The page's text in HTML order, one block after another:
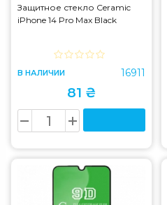
Защитное стекло Ceramic
iPhone 14 Pro Max Black
В НАЛИЧИИ 16911
81 ₴